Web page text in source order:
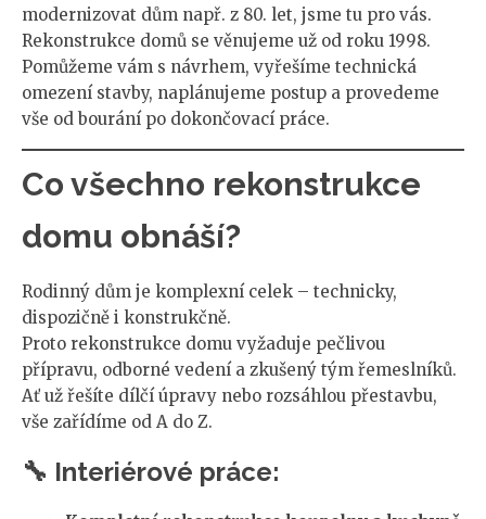
modernizovat dům např. z 80. let, jsme tu pro vás.
Rekonstrukce domů se věnujeme už od roku 1998.
Pomůžeme vám s návrhem, vyřešíme technická
omezení stavby, naplánujeme postup a provedeme
vše od bourání po dokončovací práce.
Co všechno rekonstrukce
domu obnáší?
Rodinný dům je komplexní celek – technicky,
dispozičně i konstrukčně.
Proto rekonstrukce domu vyžaduje pečlivou
přípravu, odborné vedení a zkušený tým řemeslníků.
Ať už řešíte dílčí úpravy nebo rozsáhlou přestavbu,
vše zařídíme od A do Z.
🔧 Interiérové práce: